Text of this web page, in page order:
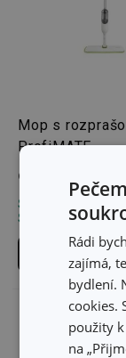
Mop s
ProfiMATE
969 Kč
Skladem v e-shopu
Skladem v 120
Do košíku
Rádi
zajímá,
bydlení.
cookies.
použity
na